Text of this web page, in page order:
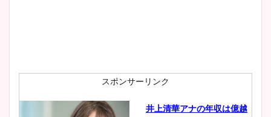
スポンサーリンク
井上清華アナの年収は億越